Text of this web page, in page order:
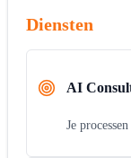
Diensten
AI
Je